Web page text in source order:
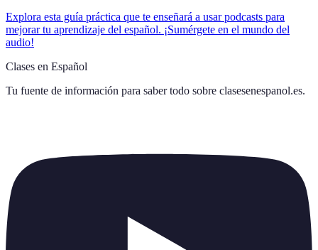
Explora esta guía práctica que te enseñará a usar podcasts para
mejorar tu aprendizaje del español. ¡Sumérgete en el mundo del
audio!
Clases en Español
Tu fuente de información para saber todo sobre clasesenespanol.es.